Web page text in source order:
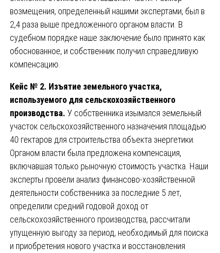
возмещения, определенный нашими экспертами, был в
2,4 раза выше предложенного органом власти. В
судебном порядке наше заключение было принято как
обоснованное, и собственник получил справедливую
компенсацию.
Кейс № 2. Изъятие земельного участка,
используемого для сельскохозяйственного
производства. У собственника изымался земельный
участок сельскохозяйственного назначения площадью
40 гектаров для строительства объекта энергетики.
Органом власти была предложена компенсация,
включавшая только рыночную стоимость участка. Наши
эксперты провели анализ финансово-хозяйственной
деятельности собственника за последние 5 лет,
определили средний годовой доход от
сельскохозяйственного производства, рассчитали
упущенную выгоду за период, необходимый для поиска
и приобретения нового участка и восстановления